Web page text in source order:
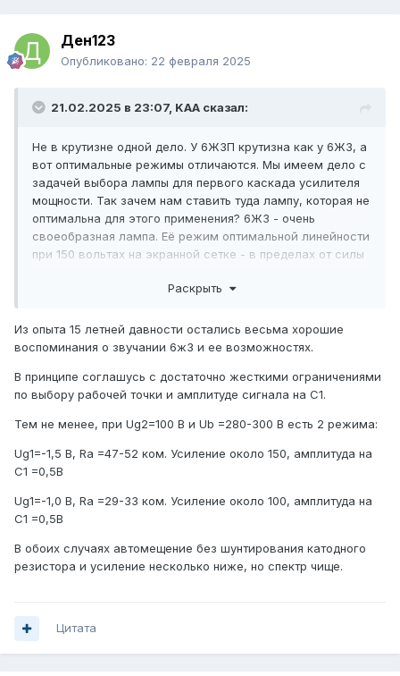
Ден123
Опубликовано: 22 февраля 2025
21.02.2025 в 23:07, KAA сказал:
Не в крутизне одной дело. У 6Ж3П крутизна как у 6Ж3, а
вот оптимальные режимы отличаются. Мы имеем дело с
задачей выбора лампы для первого каскада усилителя
мощности. Так зачем нам ставить туда лампу, которая не
оптимальна для этого применения? 6Ж3 - очень
своеобразная лампа. Её режим оптимальной линейности
при 150 вольтах на экранной сетке - в пределах от силы
входного каскада УМ по хорошему этого маловато. При
экранной сетки - едва ли не половина от анодного, что
дополнительно делает режим очень специфическим и
питания. У 6Ж3П, как уже упоминалось, такая же
крутизна, но 6Ж3П - тетрод, переход из режима
резкий, смещение для оптимальной линейности при тех
же значениях сеточного и анодного напряжения
процентов на 70 больше, а то и вдвое. При пиках
клиппинг он входить не будет ни по одной из полуволн
сигнала (6Ж3 при такой входной амплитуде уже давно
сетки вдвое меньше, потребное анодное напряжение
ниже.
Раскрыть
Из опыта 15 летней давности остались весьма хорошие
воспоминания о звучании 6ж3 и ее возможностях.
В принципе соглашусь с достаточно жесткими ограничениями
по выбору рабочей точки и амплитуде сигнала на С1.
Тем не менее, при Ug2=100 В и Ub =280-300 В есть 2 режима:
Ug1=-1,5 В, Ra =47-52 ком. Усиление около 150, амплитуда на
С1 =0,5В
Ug1=-1,0 В, Ra =29-33 ком. Усиление около 100, амплитуда на
С1 =0,5В
В обоих случаях автомещение без шунтирования катодного
резистора и усиление несколько ниже, но спектр чище.
Цитата